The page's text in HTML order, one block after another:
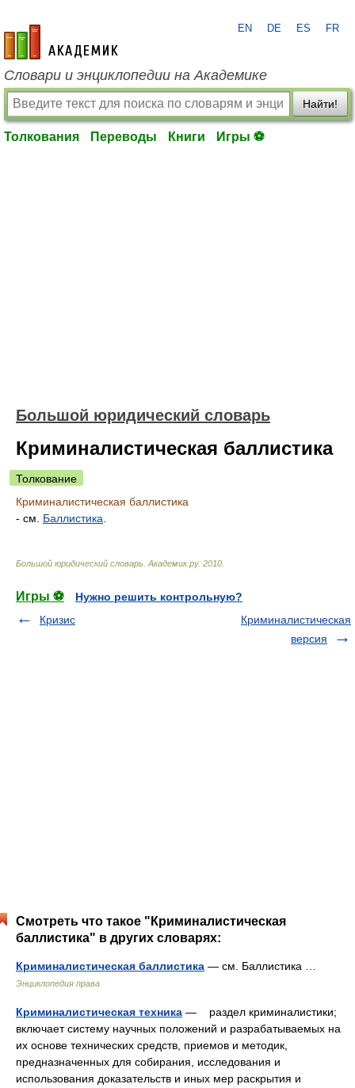
academic.ru
EN DE ES FR
Словари и энциклопедии на Академике
Найти!
Толкования Переводы Книги Игры ⚽
Большой юридический словарь
Криминалистическая баллистика
Толкование
Криминалистическая баллистика
- см. Баллистика
Большой юридический словарь Академик.ру. 2010
Игры ⚽
Нужно решить контрольную?
Кризис
Криминалистическая
версия
Смотреть что такое "Криминалистическая
баллистика" в других словарях:
Криминалистическая баллистика — см. Баллистика …
Энциклопедия права
Криминалистическая техника — раздел криминалистики;
включает систему научных положений и разрабатываемых на
их основе технических средств, приемов и методик,
предназначенных для собирания, исследования и
использования доказательств и иных мер раскрытия и